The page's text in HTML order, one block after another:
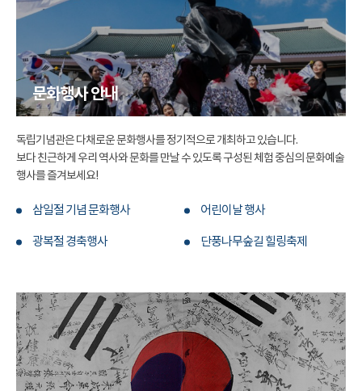
문화행사 안내
독립기념관은 다채로운 문화행사를 정기적으로 개최하고 있습니다.
보다 친근하게 우리 역사와 문화를 만날 수 있도록 구성된 체험 중심의 문화예술
행사를 즐겨보세요!
삼일절 기념 문화행사 어린이날 행사
광복절 경축행사 단풍나무숲길 힐링축제